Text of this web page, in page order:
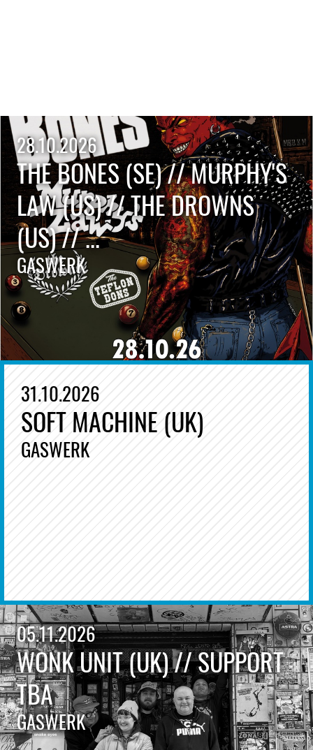
28.10.2026
THE BONES (SE) // MURPHY'S
LAW (US) // THE DROWNS
(US) // ...
GASWERK
31.10.2026
SOFT MACHINE (UK)
GASWERK
05.11.2026
WONK UNIT (UK) // SUPPORT
TBA
GASWERK